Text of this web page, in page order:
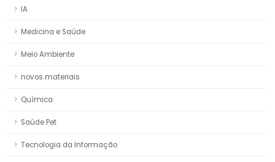
IA
Medicina e Saúde
Meio Ambiente
novos materiais
Química
Saúde Pet
Tecnologia da Informação